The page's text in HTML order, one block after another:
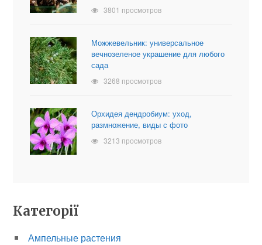
3801 просмотров
Можжевельник: универсальное
вечнозеленое украшение для любого
сада
3268 просмотров
Орхидея дендробиум: уход,
размножение, виды с фото
3213 просмотров
Категорії
Ампельные растения